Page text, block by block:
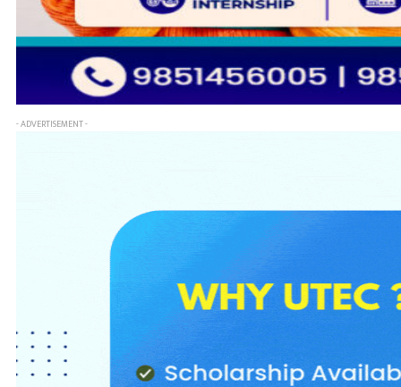
- ADVERTISEMENT -